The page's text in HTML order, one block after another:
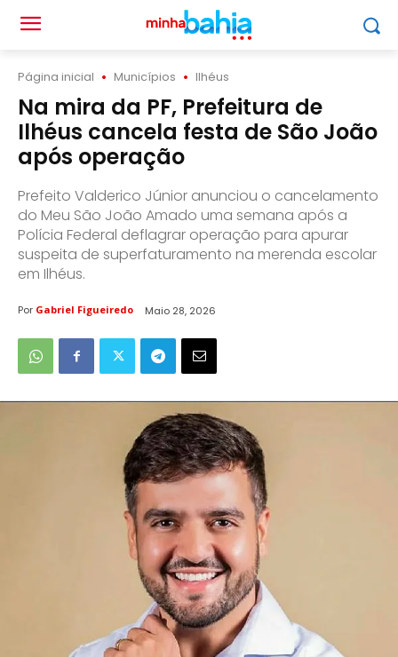
Página inicial Municípios Ilhéus
Na mira da PF, Prefeitura de
Ilhéus cancela festa de São João
após operação
Prefeito Valderico Júnior anunciou o cancelamento
do Meu São João Amado uma semana após a
Polícia Federal deflagrar operação para apurar
suspeita de superfaturamento na merenda escolar
em Ilhéus.
Por Gabriel Figueiredo Maio 28, 2026